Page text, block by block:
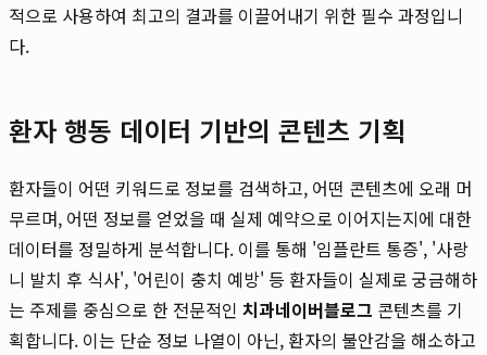
적으로 사용하여 최고의 결과를 이끌어내기 위한 필수 과정입니
다.
환자 행동 데이터 기반의 콘텐츠 기획
환자들이 어떤 키워드로 정보를 검색하고, 어떤 콘텐츠에 오래 머
무르며, 어떤 정보를 얻었을 때 실제 예약으로 이어지는지에 대한
데이터를 정밀하게 분석합니다. 이를 통해 '임플란트 통증', '사랑
니 발치 후 식사', '어린이 충치 예방' 등 환자들이 실제로 궁금해하
는 주제를 중심으로 한 전문적인 치과네이버블로그 콘텐츠를 기
획합니다. 이는 단순 정보 나열이 아닌, 환자의 불안감을 해소하고